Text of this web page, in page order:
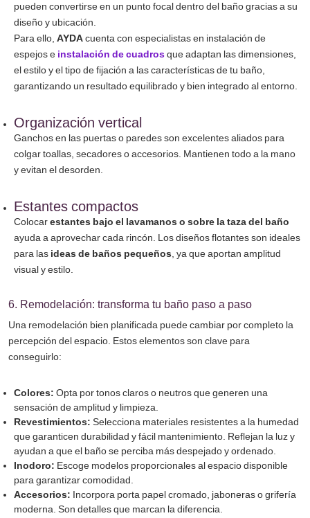
pueden convertirse en un punto focal dentro del baño gracias a su
diseño y ubicación.
Para ello,AYDAcuenta con especialistas en instalación de
espejos e instalación de cuadrosque adaptan las dimensiones,
el estilo y el tipo de fijación a las características de tu baño,
garantizando un resultado equilibrado y bien integrado al entorno.
Organización vertical
Ganchos en las puertas o paredes son excelentes aliados para
colgar toallas, secadores o accesorios. Mantienen todo a la mano
y evitan el desorden.
Estantes compactos
Colocarestantes bajo el lavamanos o sobre la taza del baño
ayuda a aprovechar cada rincón. Los diseños flotantes son ideales
para las ideas de baños pequeños, ya que aportan amplitud
visual y estilo.
6. Remodelación: transforma tu baño paso a paso
Una remodelación bien planificada puede cambiar por completo la
percepción del espacio. Estos elementos son clave para
conseguirlo:
Colores: Opta por tonos claros o neutros que generen una
sensación de amplitud y limpieza.
Revestimientos: Selecciona materiales resistentes a la humedad
que garanticen durabilidad y fácil mantenimiento. Reflejan la luz y
ayudan a que el baño se perciba más despejado y ordenado.
Inodoro: Escoge modelos proporcionales al espacio disponible
para garantizar comodidad.
Accesorios: Incorpora porta papel cromado, jaboneras o grifería
moderna. Son detalles que marcan la diferencia.